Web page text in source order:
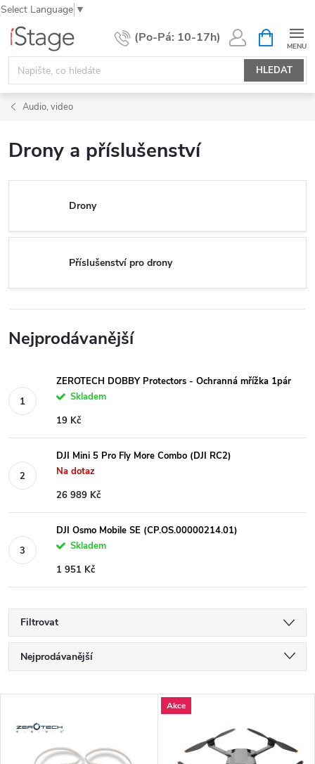
Select Language ▼
Přejít
obsah
HLEDAT
NÁKUPNÍ
KOŠÍK
Audio, video
Drony a příslušenství
Drony
Příslušenství pro drony
Nejprodávanější
ZEROTECH DOBBY Protectors - Ochranná mřížka 1pár
Skladem
19 Kč
DJI Mini 5 Pro Fly More Combo (DJI RC2)
Na dotaz
26 989 Kč
DJI Osmo Mobile SE (CP.OS.00000214.01)
Skladem
1 951 Kč
Filtrovat
a
z
n
Nejprodávanější
ý
Akce